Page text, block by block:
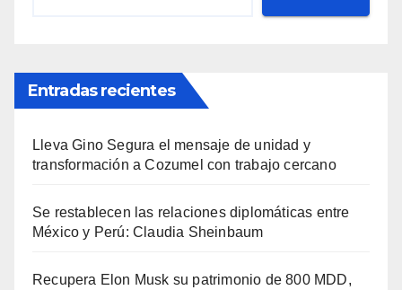
Entradas recientes
Lleva Gino Segura el mensaje de unidad y
transformación a Cozumel con trabajo cercano
Se restablecen las relaciones diplomáticas entre
México y Perú: Claudia Sheinbaum
Recupera Elon Musk su patrimonio de 800 MDD,